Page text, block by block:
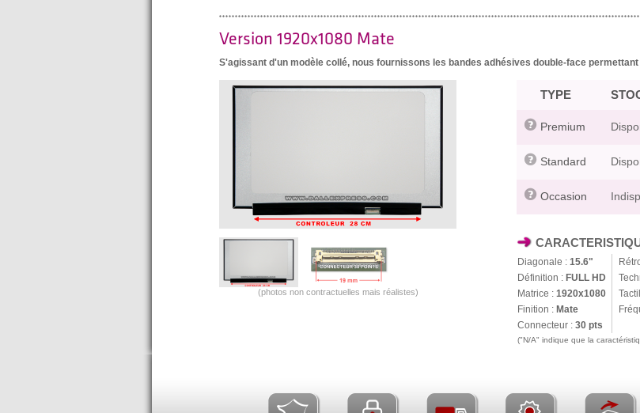
Version 1920x1080 Mate
S'agissant d'un modèle collé, nous fournissons les bandes adhésives double-face
(photos non contractuelles mais réalistes)
TYPE
Premium
Standard
Occasion
Diagonale : 15.6"
Définition : FULL HD
Matrice : 1920x1080
Finition : Mate
Connecteur : 30 pts
("N/A" indique que la